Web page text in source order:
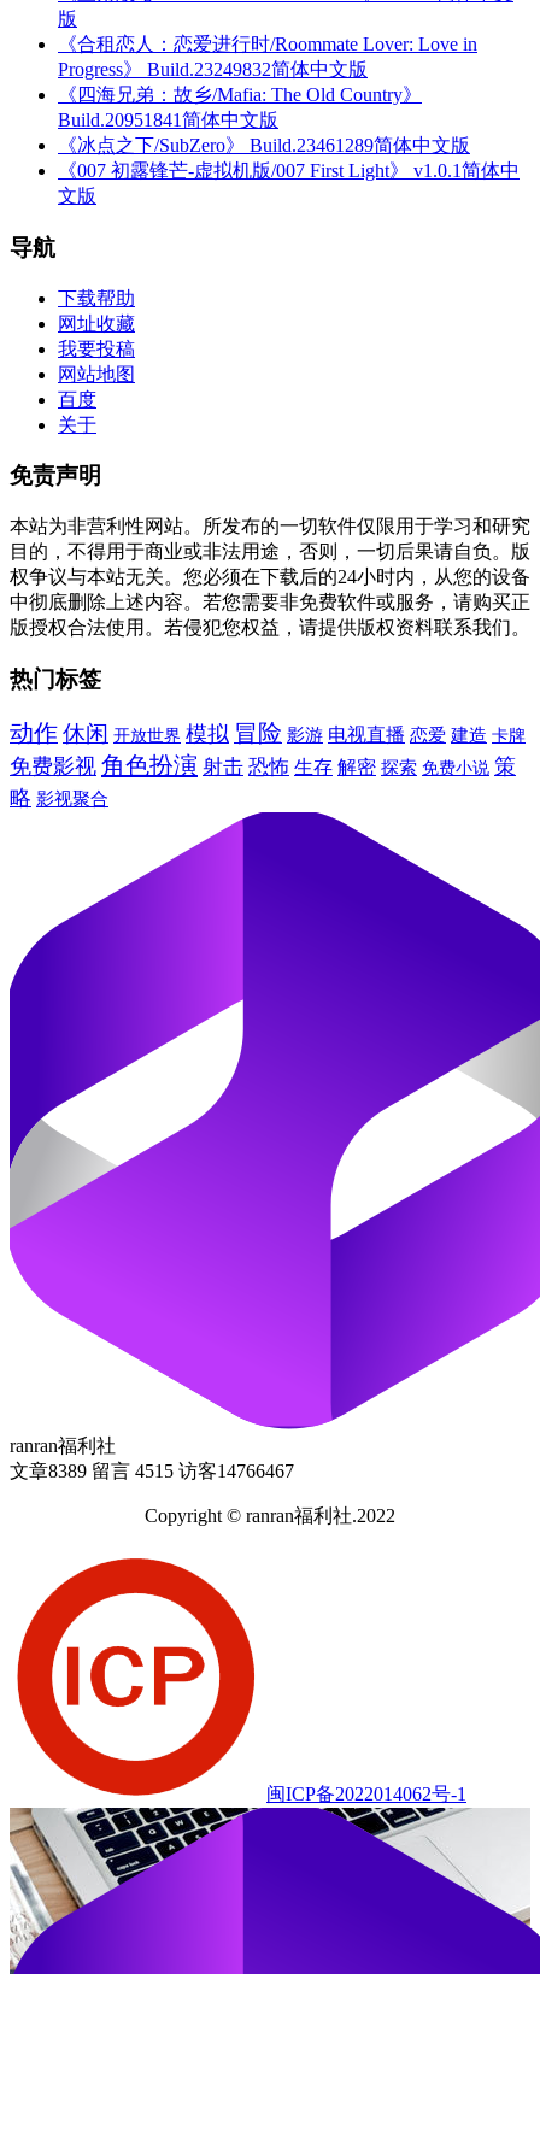
版
《合租恋人：恋爱进行时/Roommate Lover: Love in
Progress》 Build.23249832简体中文版
《四海兄弟：故乡/Mafia: The Old Country》
Build.20951841简体中文版
《冰点之下/SubZero》 Build.23461289简体中文版
《007 初露锋芒-虚拟机版/007 First Light》 v1.0.1简体中
文版
导航
下载帮助
网址收藏
我要投稿
网站地图
百度
关于
免责声明
本站为非营利性网站。所发布的一切软件仅限用于学习和研究
目的，不得用于商业或非法用途，否则，一切后果请自负。版
权争议与本站无关。您必须在下载后的24小时内，从您的设备
中彻底删除上述内容。若您需要非免费软件或服务，请购买正
版授权合法使用。若侵犯您权益，请提供版权资料联系我们。
热门标签
动作休闲 开放世界 模拟 冒险 影游 电视直播 恋爱 建造 卡牌
免费影视 角色扮演 射击 恐怖 生存 解密 探索 免费小说 策
略 影视聚合
ranran福利社
文章8389 留言 4515 访客14766467
Copyright © ranran福利社.2022
闽ICP备2022014062号-1